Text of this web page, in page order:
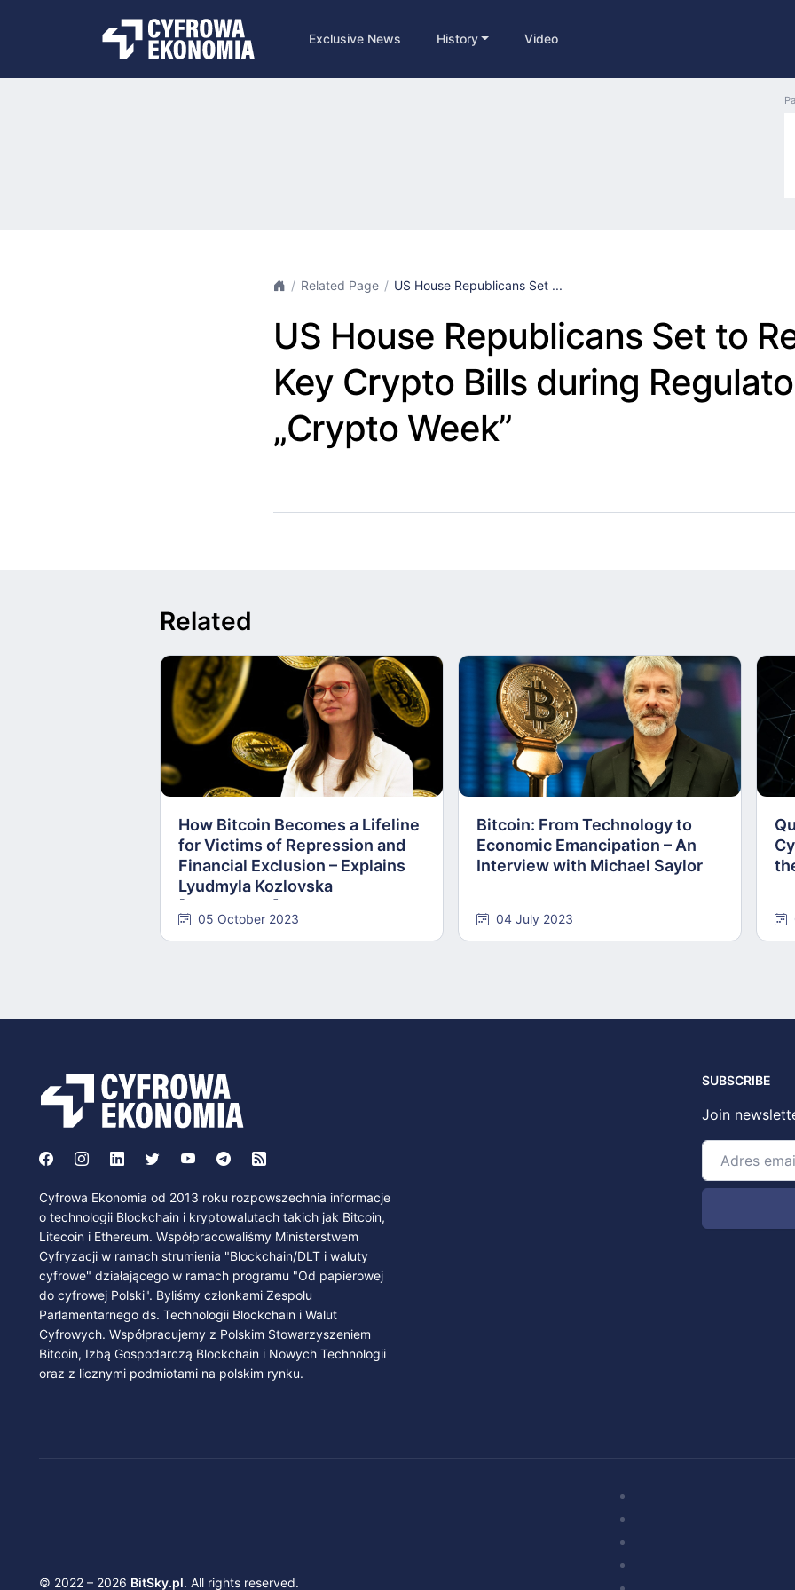
Exclusive News History Video
Related Page US House Republicans Set ...
US House Republicans Set to
Key Crypto Bills during
„Crypto Week”
Related
How Bitcoin Becomes a Lifeline
for Victims of Repression and
Financial Exclusion – Explains
Lyudmyla Kozlovska
05 October 2023
Bitcoin: From Technology to
Economic Emancipation – An
Interview with Michael Saylor
04 July 2023
Cyfrowa Ekonomia od 2013 roku rozpowszechnia informacje
o technologii Blockchain i kryptowalutach takich jak Bitcoin,
Litecoin i Ethereum. Współpracowaliśmy Ministerstwem
Cyfryzacji w ramach strumienia "Blockchain/DLT i waluty
cyfrowe" działającego w ramach programu "Od papierowej
do cyfrowej Polski". Byliśmy członkami Zespołu
Parlamentarnego ds. Technologii Blockchain i Walut
Cyfrowych. Współpracujemy z Polskim Stowarzyszeniem
Bitcoin, Izbą Gospodarczą Blockchain i Nowych Technologii
oraz z licznymi podmiotami na polskim rynku.
SUBSCRIBE
Join
© 2022 – 2026 BitSky.pl. All rights reserved.